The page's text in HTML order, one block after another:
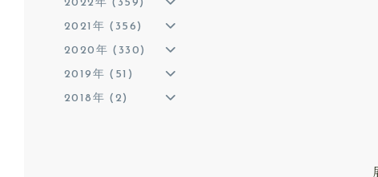
2022年 (359)
2021年 (356)
2020年 (330)
2019年 (51)
2018年 (2)